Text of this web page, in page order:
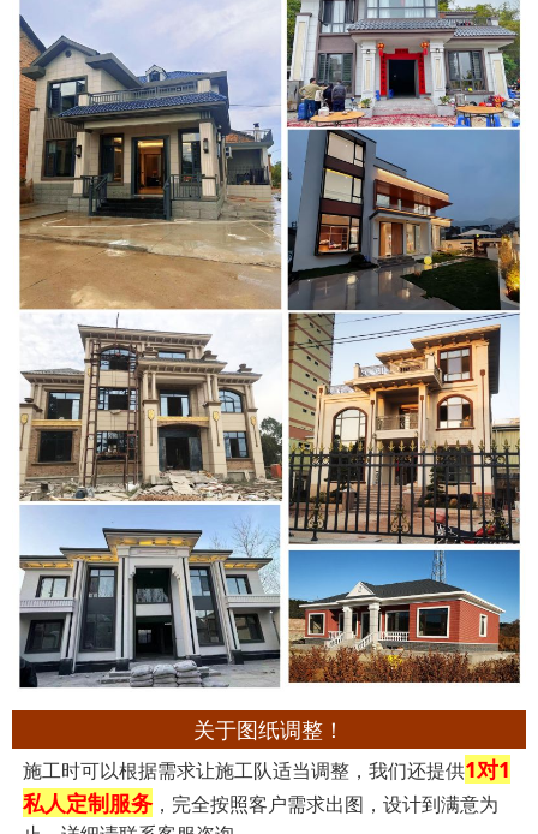
关于图纸调整！
施工时可以根据需求让施工队适当调整，我们还提供1对1
私人定制服务，完全按照客户需求出图，设计到满意为